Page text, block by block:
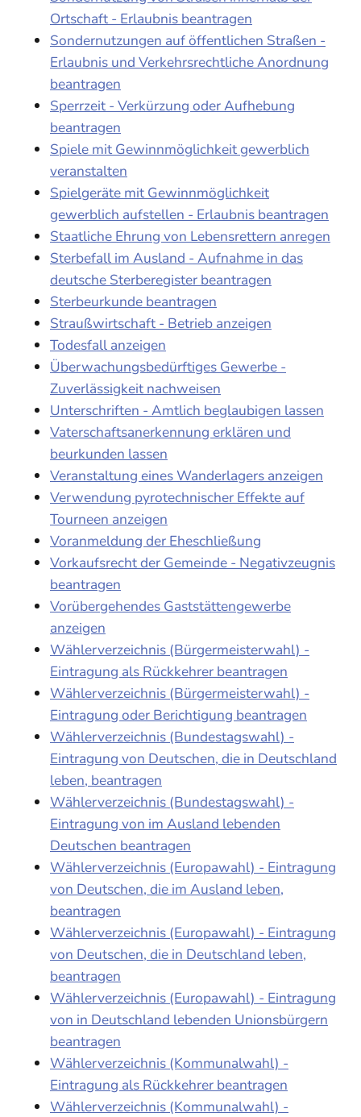
Ortschaft - Erlaubnis beantragen
Sondernutzungen auf öffentlichen Straßen -
Erlaubnis und Verkehrsrechtliche Anordnung
beantragen
Sperrzeit - Verkürzung oder Aufhebung
beantragen
Spiele mit Gewinnmöglichkeit gewerblich
veranstalten
Spielgeräte mit Gewinnmöglichkeit
gewerblich aufstellen - Erlaubnis beantragen
Staatliche Ehrung von Lebensrettern anregen
Sterbefall im Ausland - Aufnahme in das
deutsche Sterberegister beantragen
Sterbeurkunde beantragen
Straußwirtschaft - Betrieb anzeigen
Todesfall anzeigen
Überwachungsbedürftiges Gewerbe -
Zuverlässigkeit nachweisen
Unterschriften - Amtlich beglaubigen lassen
Vaterschaftsanerkennung erklären und
beurkunden lassen
Veranstaltung eines Wanderlagers anzeigen
Verwendung pyrotechnischer Effekte auf
Tourneen anzeigen
Voranmeldung der Eheschließung
Vorkaufsrecht der Gemeinde - Negativzeugnis
beantragen
Vorübergehendes Gaststättengewerbe
anzeigen
Wählerverzeichnis (Bürgermeisterwahl) -
Eintragung als Rückkehrer beantragen
Wählerverzeichnis (Bürgermeisterwahl) -
Eintragung oder Berichtigung beantragen
Wählerverzeichnis (Bundestagswahl) -
Eintragung von Deutschen, die in Deutschland
leben, beantragen
Wählerverzeichnis (Bundestagswahl) -
Eintragung von im Ausland lebenden
Deutschen beantragen
Wählerverzeichnis (Europawahl) - Eintragung
von Deutschen, die im Ausland leben,
beantragen
Wählerverzeichnis (Europawahl) - Eintragung
von Deutschen, die in Deutschland leben,
beantragen
Wählerverzeichnis (Europawahl) - Eintragung
von in Deutschland lebenden Unionsbürgern
beantragen
Wählerverzeichnis (Kommunalwahl) -
Eintragung als Rückkehrer beantragen
Wählerverzeichnis (Kommunalwahl) -